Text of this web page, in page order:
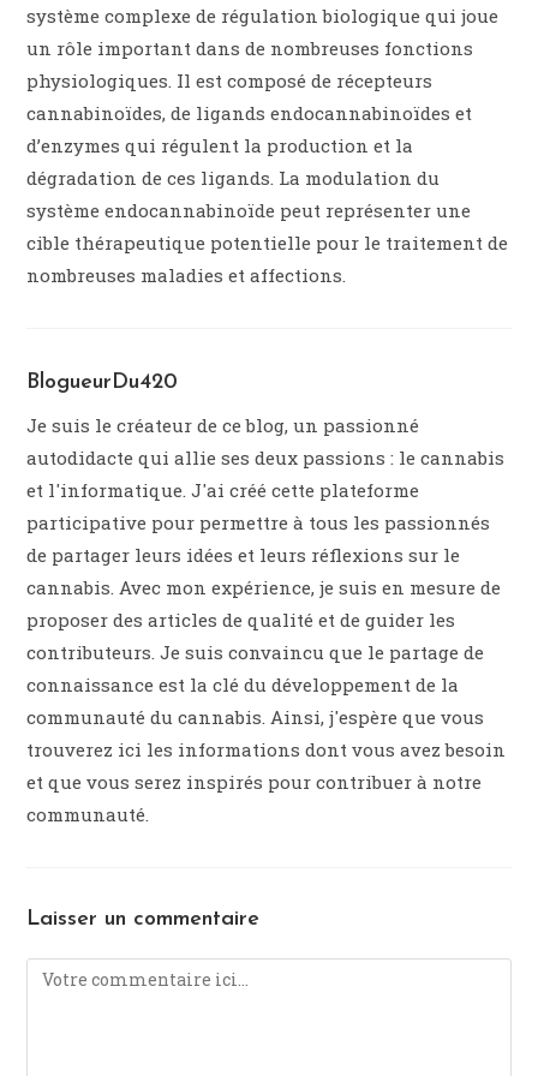
système complexe de régulation biologique qui joue
un rôle important dans de nombreuses fonctions
physiologiques. Il est composé de récepteurs
cannabinoïdes, de ligands endocannabinoïdes et
d’enzymes qui régulent la production et la
dégradation de ces ligands. La modulation du
système endocannabinoïde peut représenter une
cible thérapeutique potentielle pour le traitement de
nombreuses maladies et affections.
BlogueurDu420
Je suis le créateur de ce blog, un passionné
autodidacte qui allie ses deux passions : le cannabis
et l'informatique. J'ai créé cette plateforme
participative pour permettre à tous les passionnés
de partager leurs idées et leurs réflexions sur le
cannabis. Avec mon expérience, je suis en mesure de
proposer des articles de qualité et de guider les
contributeurs. Je suis convaincu que le partage de
connaissance est la clé du développement de la
communauté du cannabis. Ainsi, j'espère que vous
trouverez ici les informations dont vous avez besoin
et que vous serez inspirés pour contribuer à notre
communauté.
Laisser un commentaire
Comment